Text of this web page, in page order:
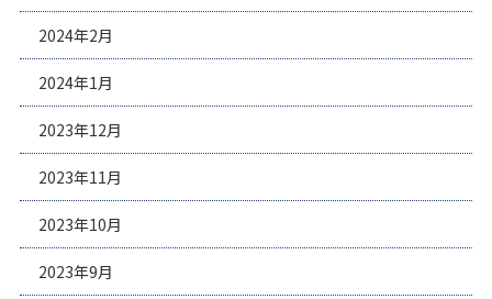
2024年2月
2024年1月
2023年12月
2023年11月
2023年10月
2023年9月